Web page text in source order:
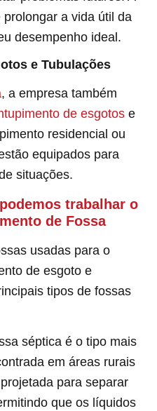
a vida útil da
desempenho ideal.
e Tubulações
, a empresa também
de esgotos e
residencial ou
equipados para
situações.
trabalhar o
de Fossa
usadas para o
de esgoto e
tipos de fossas
séptica é o tipo mais
em áreas rurais
para separar
que os líquidos